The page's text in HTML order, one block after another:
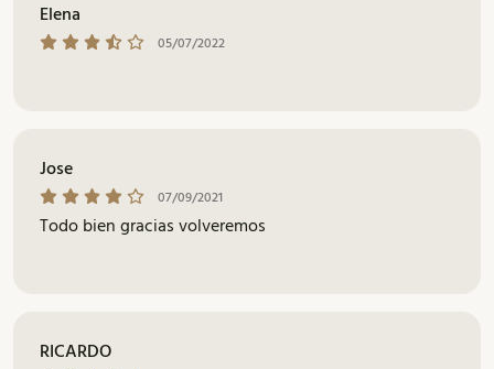
Elena
05/07/2022
Jose
07/09/2021
Todo bien gracias volveremos
RICARDO